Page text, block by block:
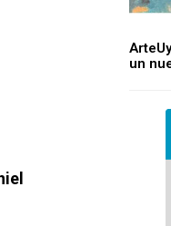
un